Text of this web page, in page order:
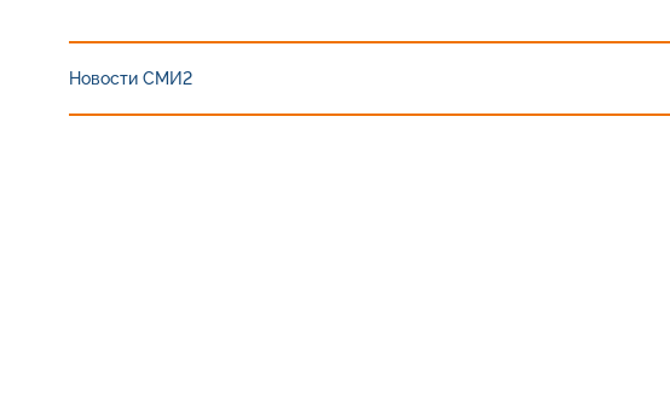
Новости СМИ2